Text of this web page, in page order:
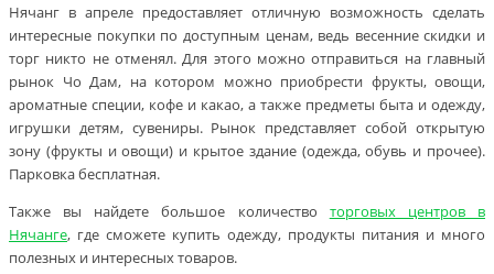
Нячанг в апреле предоставляет отличную возможность сделать
интересные покупки по доступным ценам, ведь весенние скидки и
торг никто не отменял. Для этого можно отправиться на главный
рынок Чо Дам, на котором можно приобрести фрукты, овощи,
ароматные специи, кофе и какао, а также предметы быта и одежду,
игрушки детям, сувениры. Рынок представляет собой открытую
зону (фрукты и овощи) и крытое здание (одежда, обувь и прочее).
Парковка бесплатная.
Также вы найдете большое количество торговых центров в
Нячанге, где сможете купить одежду, продукты питания и много
полезных и интересных товаров.